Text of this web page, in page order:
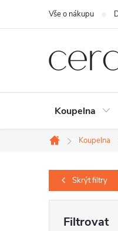
Vše o nákupu
Koupelna
Domů
Koupelna
Skrýtfiltry